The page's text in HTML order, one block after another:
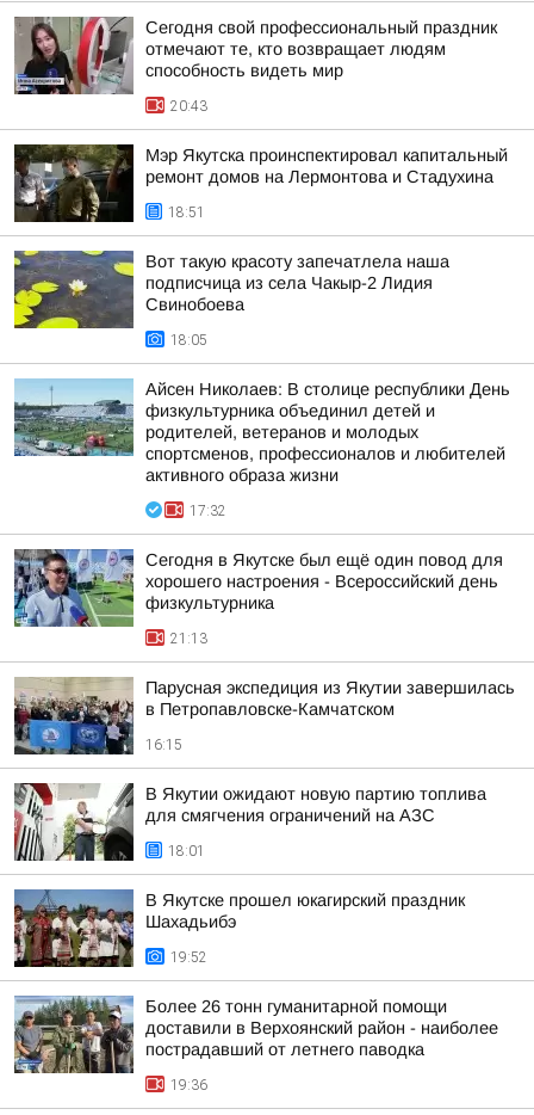
Сегодня свой профессиональный праздник
отмечают те, кто возвращает людям
способность видеть мир
20:43
Мэр Якутска проинспектировал капитальный
ремонт домов на Лермонтова и Стадухина
18:51
Вот такую красоту запечатлела наша
подписчица из села Чакыр-2 Лидия
Свинобоева
18:05
Айсен Николаев: В столице республики День
физкультурника объединил детей и
родителей, ветеранов и молодых
спортсменов, профессионалов и любителей
активного образа жизни
17:32
Сегодня в Якутске был ещё один повод для
хорошего настроения - Всероссийский день
физкультурника
21:13
Парусная экспедиция из Якутии завершилась
в Петропавловске-Камчатском
16:15
В Якутии ожидают новую партию топлива
для смягчения ограничений на АЗС
18:01
В Якутске прошел юкагирский праздник
Шахадьибэ
19:52
Более 26 тонн гуманитарной помощи
доставили в Верхоянский район - наиболее
пострадавший от летнего паводка
19:36